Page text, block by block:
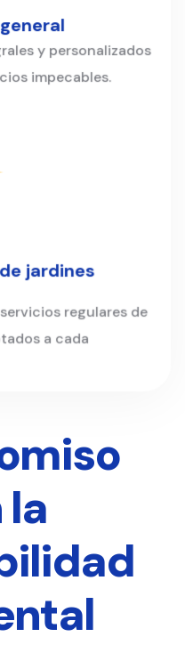
y personalizados
impecables.
jardines
regulares de
a cada
la